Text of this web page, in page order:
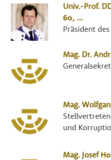
Univ.-Prof.
60, ...
Präsident
Mag. Dr.
Mag.
und
Mag. Josef